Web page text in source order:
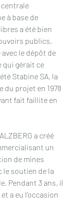
centrale
à base de
a été bien
publics,
avec le dépôt de
qui gérait ce
Stabine SA, la
du projet en 1978
fait faillite en
a créé
un
de mines
le soutien de la
Pendant 3 ans, il
a eu l’occasion